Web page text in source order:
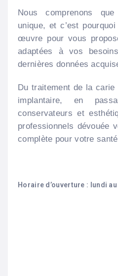
Nous comprenons
unique, et c’est
œuvre pour vous
adaptées à vos
dernières données
Du traitement de la
implantaire, en
conservateurs et
professionnels dévouée
complète pour votre
Horaire d’ouverture : lundi